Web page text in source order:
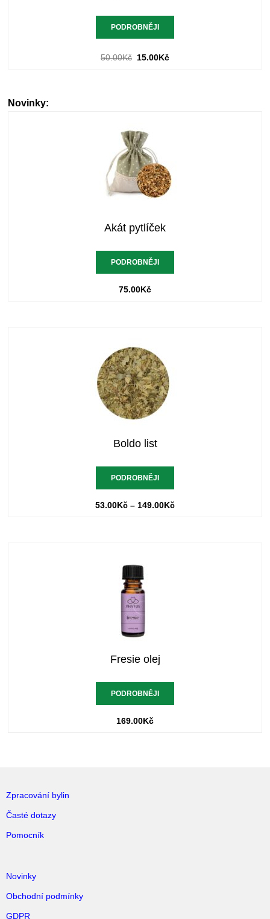
PODROBNĚJI
50.00Kč 15.00Kč
Novinky:
Akát pytlíček
PODROBNĚJI
75.00Kč
Boldo list
PODROBNĚJI
53.00Kč – 149.00Kč
Fresie olej
PODROBNĚJI
169.00Kč
Zpracování bylin
Časté dotazy
Pomocník
Novinky
Obchodní podmínky
GDPR